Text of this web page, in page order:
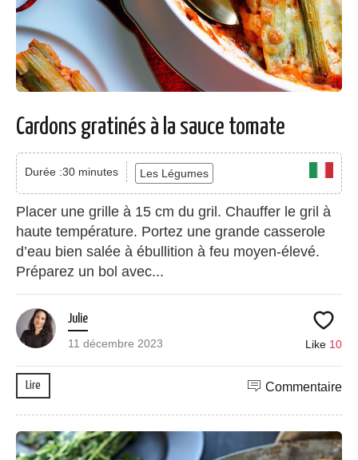
Cardons gratinés à la sauce tomate
Durée :30 minutes Les Légumes
Placer une grille à 15 cm du gril. Chauffer le gril à
haute température. Portez une grande casserole
d’eau bien salée à ébullition à feu moyen-élevé.
Préparez un bol avec...
Julie
11 décembre 2023 Like 10
Lire Commentaire